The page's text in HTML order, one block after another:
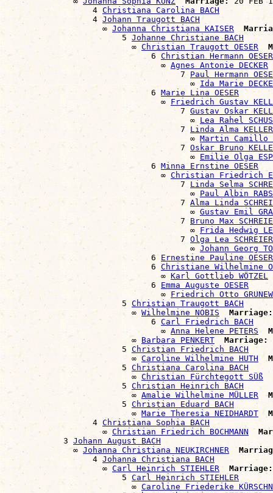
                  4
Christiana Carolina BACH
                  4
Johann Traugott BACH
                    ∞
Johanna Christiana KAISER
                        5
Johanne Christiane BACH
                          ∞
Christian Traugott OESER
                              6
Christian Hermann OESER
                                ∞
Agnes Antonie DECKER
                                    7
Paul Hermann
                                      ∞
Ida Marie
                              6
Marie Lina OESER
                                ∞
Friedrich Gustav
                                    7
Gustav Oskar
                                      ∞
Lea Rahel
                                    7
Linda Alma KELLER
                                      ∞
Martin Camillo
                                    7
Oskar Bruno
                                      ∞
Emilie Olga
                              6
Minna Ernstine OESER
                                ∞
Christian Friedrich
                                    7
Linda Selma
                                      ∞
Paul Albin RABS
                                    7
Alma Linda
                                      ∞
Gustav Emil
                                    7
Bruno Max
                                      ∞
Frida Hedwig
                                    7
Olga Lea SCHREIER
                                      ∞
Johann Georg
                              6
Ernestine Pauline OESER
                              6
Christiane Wilhelmine
                                ∞
Karl Gottlieb WÖTZEL
                              6
Emma Auguste OESER
                                ∞
Friedrich Otto
                        5
Christian Traugott BACH
                          ∞
Wilhelmine NOBIS
Marriage:
                              6
Carl Friedrich BACH
                                ∞
Anna Helene PETERS
                          ∞
Barbara PENKERT Marriage:
                        5
Christian Friedrich BACH
                          ∞
Caroline Wilhelmine HUTH
                        5
Christiana Carolina BACH
                          ∞
Christian Fürchtegott SÜß
                        5
Christian Heinrich BACH
                          ∞
Amalie Wilhelmine MÜLLER
                        5
Christian Eduard BACH
                          ∞
Marie Theresia NEIDHARDT
                  4
Christiana Sophia BACH
                    ∞
Christian Friedrich BOCHMANN
            3
Johann August BACH
              ∞
Johanna Christiana NEUKIRCHNER
                  4
Johanna Christiana BACH
                    ∞
Carl Heinrich STIEHLER
Marriage:
                        5
Carl Heinrich STIEHLER
                          ∞
Caroline Friederike